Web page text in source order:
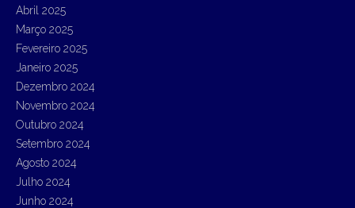
Abril 2025
Março 2025
Fevereiro 2025
Janeiro 2025
Dezembro 2024
Novembro 2024
Outubro 2024
Setembro 2024
Agosto 2024
Julho 2024
Junho 2024